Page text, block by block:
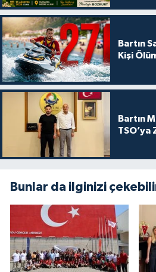
Bartın
Kişi
Bartın
TSO’ya
Bunlar da ilginizi